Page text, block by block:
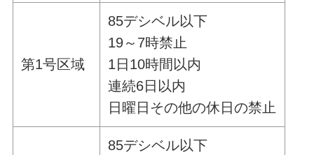
第1号区域
85デシベル以下
19～7時禁止
1日10時間以内
連続6日以内
日曜日その他の休日の禁止
85デシベル以下